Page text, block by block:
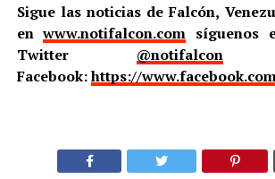
Sigue las noticias de Falcón,
enwww.notifalcon.com síguenos
Twitter @notifalcony
Facebook:https://